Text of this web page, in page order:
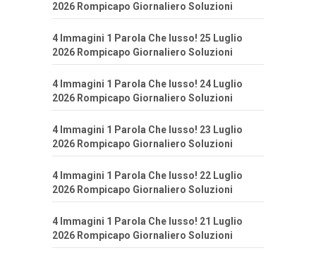
2026 Rompicapo Giornaliero Soluzioni
4 Immagini 1 Parola Che lusso! 25 Luglio
2026 Rompicapo Giornaliero Soluzioni
4 Immagini 1 Parola Che lusso! 24 Luglio
2026 Rompicapo Giornaliero Soluzioni
4 Immagini 1 Parola Che lusso! 23 Luglio
2026 Rompicapo Giornaliero Soluzioni
4 Immagini 1 Parola Che lusso! 22 Luglio
2026 Rompicapo Giornaliero Soluzioni
4 Immagini 1 Parola Che lusso! 21 Luglio
2026 Rompicapo Giornaliero Soluzioni